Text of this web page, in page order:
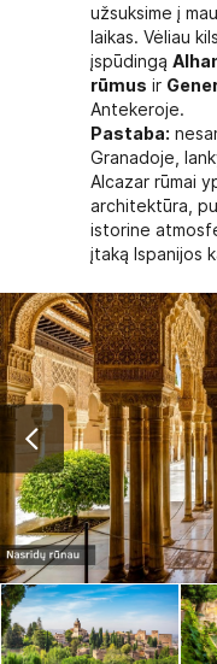
užsuksime į
laikas. Vėliau
įspūdingą
rūmus ir
Antekeroje.
Pastaba:
Granadoje,
Alcazar rūmai
architektūra,
istorine
įtaką Ispanijos